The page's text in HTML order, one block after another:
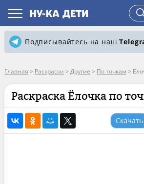
Подписывайтесь на наш
Главная > Раскраски > Другие > По точкам >
Раскраска Ёлочка по
Скачать